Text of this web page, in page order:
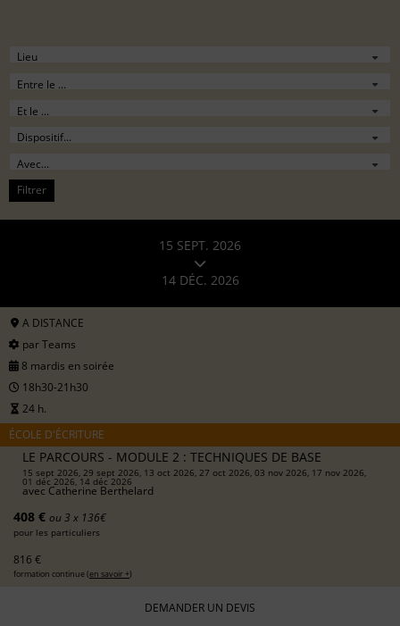
Filtrer
15 SEPT. 2026
14 DÉC. 2026
A DISTANCE
par Teams
8 mardis en soirée
18h30-21h30
24 h.
ÉCOLE D'ÉCRITURE
LE PARCOURS - MODULE 2 : TECHNIQUES DE BASE
15 sept 2026, 29 sept 2026, 13 oct 2026, 27 oct 2026, 03 nov 2026, 17 nov 2026,
01 déc 2026, 14 déc 2026
avec Catherine Berthelard
408 € ou 3 x 136€
pour les particuliers
816 €
formation continue (en savoir +)
DEMANDER UN DEVIS